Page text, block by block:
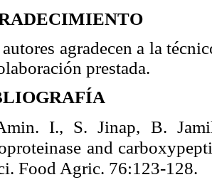
agradecen a la
prestada.
I., S. Jinap, B.
and
Food Agric. 76:123-128.